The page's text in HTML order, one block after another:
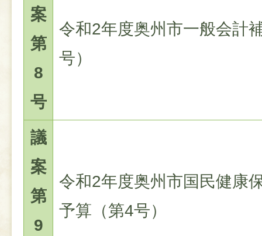
案
第
8
号
令和2年度奥州市一般会計
号）
議
案
第
9
令和2年度奥州市国民健康
予算（第4号）